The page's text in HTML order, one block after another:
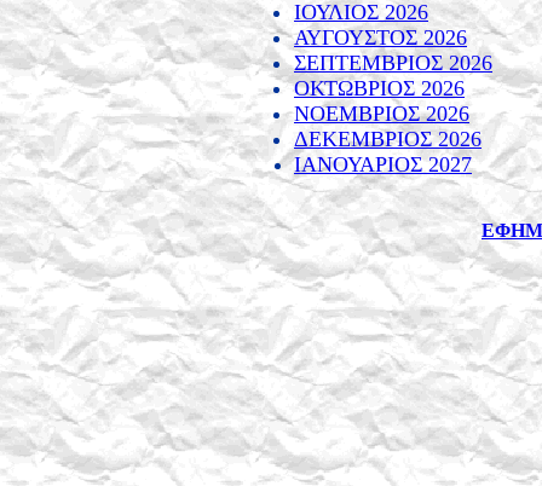
ΙΟΥΛΙΟΣ 2026
ΑΥΓΟΥΣΤΟΣ 2026
ΣΕΠΤΕΜΒΡΙΟΣ 2026
ΟΚΤΩΒΡΙΟΣ 2026
ΝΟΕΜΒΡΙΟΣ 2026
ΔΕΚΕΜΒΡΙΟΣ 2026
ΙΑΝΟΥΑΡΙΟΣ 2027